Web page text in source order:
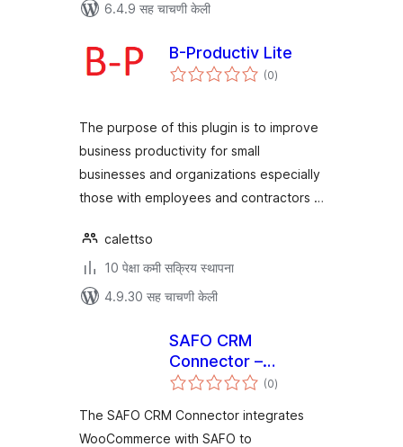
6.4.9 सह चाचणी केली
B-Productiv Lite
(0एकूण
मूल्यांकन
)
The purpose of this plugin is to improve
business productivity for small
businesses and organizations especially
those with employees and contractors …
calettso
10 पेक्षा कमी सक्रिय स्थापना
4.9.30 सह चाचणी केली
SAFO CRM
Connector –
Business
Software
(0एकूण
मूल्यांकन
)
The SAFO CRM Connector integrates
WooCommerce with SAFO to